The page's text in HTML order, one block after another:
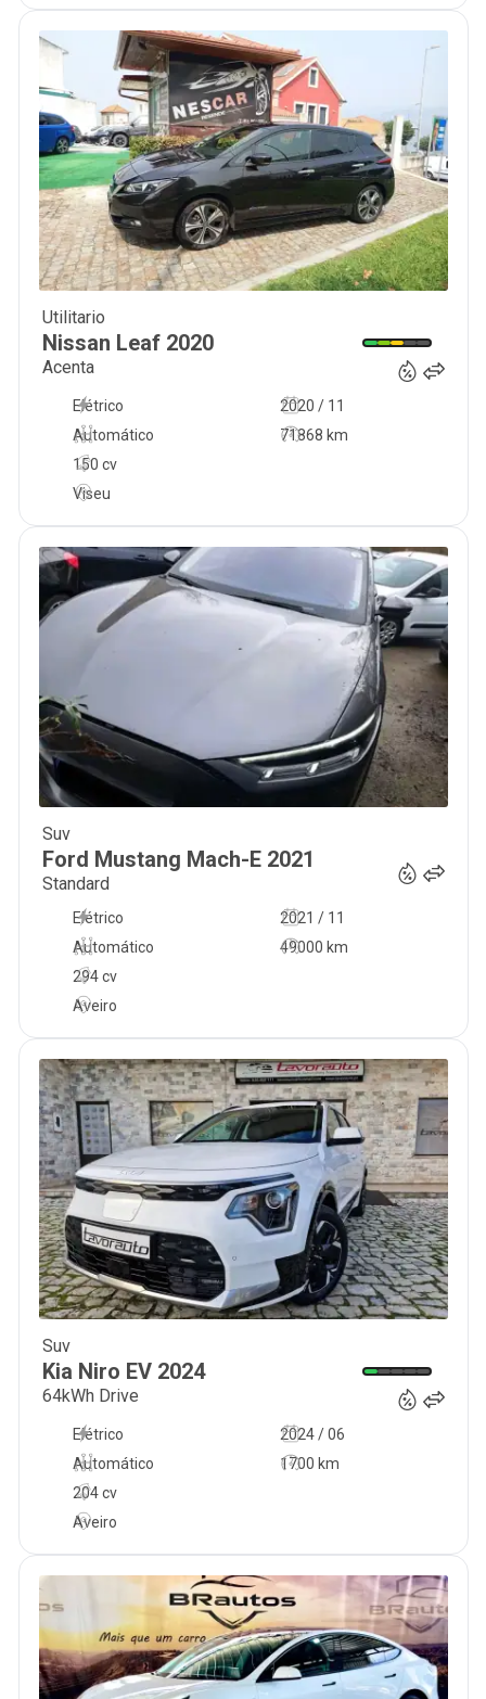
Utilitario
Nissan Leaf 2020
Acenta
2020 / 11
Automático
71868 km
150 cv
Elétrico
Viseu
Suv
Ford Mustang Mach-E 2021
Standard
2021 / 11
Automático
49000 km
294 cv
Elétrico
Aveiro
Suv
Kia Niro EV 2024
64kWh Drive
2024 / 06
Automático
1700 km
204 cv
Elétrico
Aveiro